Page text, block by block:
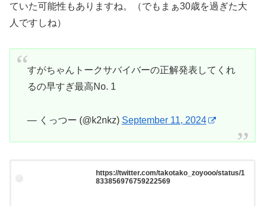
ていた可能性もありますね。（でもまぁ30歳を過ぎた大
人ですしね）
すがちゃんトークサバイバーの正解発表してくれ
るの早すぎ最高No. 1
— くっつー (@k2nkz) September 11, 2024
https://twitter.com/takotako_zoyooo/status/1
833856976759222569